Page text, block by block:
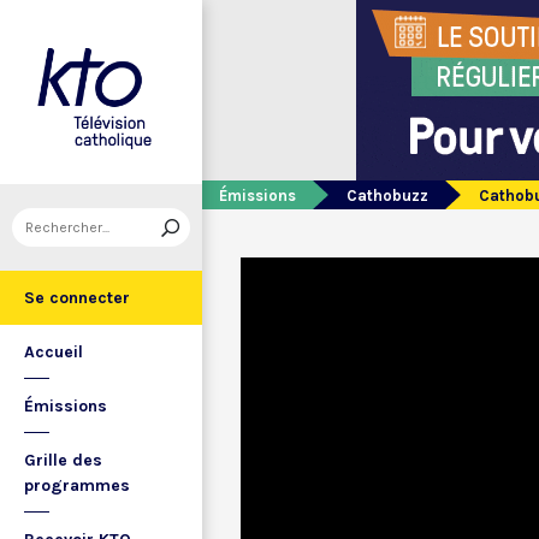
Se connecter
Accueil
Émissions
Grille des
programmes
Émissions Cathobuzz